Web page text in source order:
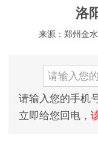
洛
来源：郑州金
请输入您的手机
立即给您回电，